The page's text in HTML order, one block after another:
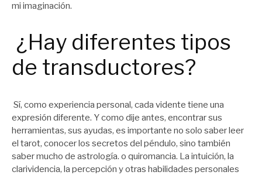
mi imaginación.
¿Hay diferentes tipos
de transductores?
Sí, como experiencia personal, cada vidente tiene una
expresión diferente. Y como dije antes, encontrar sus
herramientas, sus ayudas, es importante no solo saber leer
el tarot, conocer los secretos del péndulo, sino también
saber mucho de astrología. o quiromancia. La intuición, la
clarividencia, la percepción y otras habilidades personales